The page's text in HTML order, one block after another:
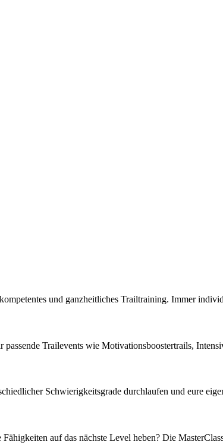
und ganzheitliches Trailtraining. Immer
Trailevents wie Motivationsboostertrails,
Schwierigkeitsgrade durchlaufen und eure
auf das nächste Level heben? Die